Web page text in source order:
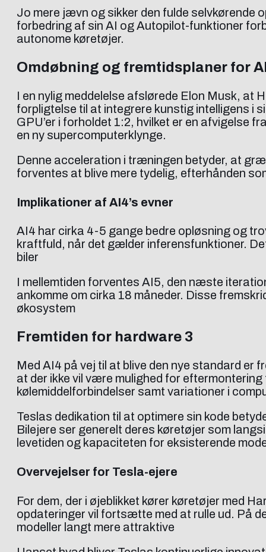
Jo mere jævn og sikker den fulde selvkørende
forbedring af sin AI og Autopilot-funktioner
autonome køretøjer.
Omdøbning og fremtidsplaner for
I en nylig meddelelse afslørede Elon Musk, at
forpligtelse til at integrere kunstig intelligens i
GPU’er i forholdet 1:2, hvilket er en afvigelse
en ny supercomputerklynge.
Denne acceleration i træningen betyder, at
forventes at blive mere tydelig, efterhånden
Implikationer af AI4’s evner
AI4 har cirka 4-5 gange bedre opløsning og
kraftfuld, når det gælder inferensfunktioner.
biler
I mellemtiden forventes AI5, den næste
ankomme om cirka 18 måneder. Disse
økosystem
Fremtiden for hardware 3
Med AI4 på vej til at blive den nye standard er
at der ikke vil være mulighed for
kølemiddelforbindelser samt variationer i
Teslas dedikation til at optimere sin kode
Bilejere ser generelt deres køretøjer som
levetiden og kapaciteten for eksisterende
Overvejelser for Tesla-ejere
For dem, der i øjeblikket kører køretøjer med
opdateringer vil fortsætte med at rulle ud. På
modeller langt mere attraktive